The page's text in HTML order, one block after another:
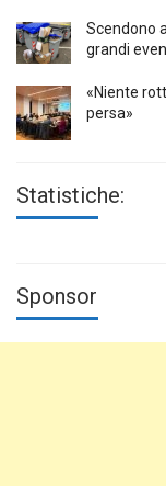
Scendono
grandi
«Niente
persa»
Statistiche:
Sponsor